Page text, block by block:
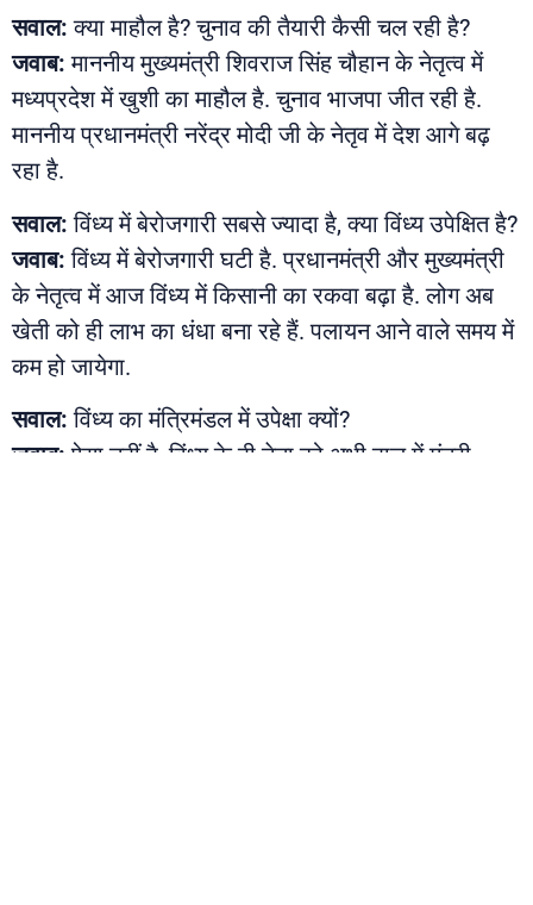
सवाल:क्या माहौल है? चुनाव की तैयारी कैसी चल रही है?
जवाब: माननीय मुख्यमंत्री शिवराज सिंह चौहान के नेतृत्व में
मध्यप्रदेश में खुशी का माहौल है. चुनाव भाजपा जीत रही है.
माननीय प्रधानमंत्री नरेंद्र मोदी जी के नेतृव में देश आगे बढ़
रहा है.
सवाल:विंध्य में बेरोजगारी सबसे ज्यादा है, क्या विंध्य उपेक्षित है?
जवाब: विंध्य में बेरोजगारी घटी है. प्रधानमंत्री और मुख्यमंत्री
के नेतृत्व में आज विंध्य में किसानी का रकवा बढ़ा है. लोग अब
खेती को ही लाभ का धंधा बना रहे हैं. पलायन आने वाले समय में
कम हो जायेगा.
सवाल: विंध्य का मंत्रिमंडल में उपेक्षा क्यों?
जवाब: ऐसा नहीं है, विंध्य के ही नेता को अभी हाल में मंत्री